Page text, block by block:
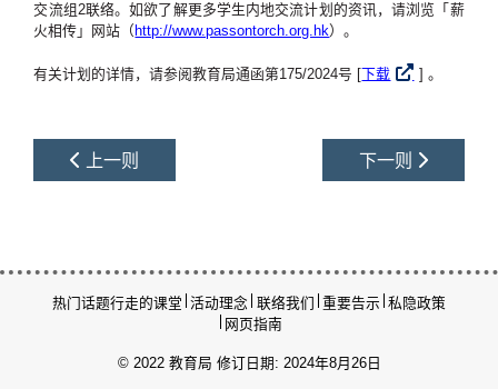
交流组2联络。如欲了解更多学生内地交流计划的资讯，请浏览「薪
火相传」网站（ http://www.passontorch.org.hk）。
有关计划的详情，请参阅教育局通函第175/2024号 [下载 ] 。
上一则 下一则
热门话题行走的课堂 活动理念 联络我们 重要告示 私隐政策
网页指南
© 2022 教育局 修订日期: 2024年8月26日